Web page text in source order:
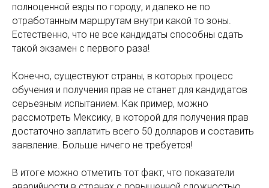
полноценной езды по городу, и далеко не по
отработанным маршрутам внутри какой то зоны.
Естественно, что не все кандидаты способны сдать
такой экзамен с первого раза!
Конечно, существуют страны, в которых процесс
обучения и получения прав не станет для кандидатов
серьезным испытанием. Как пример, можно
рассмотреть Мексику, в которой для получения прав
достаточно заплатить всего 50 долларов и составить
заявление. Больше ничего не требуется!
В итоге можно отметить тот факт, что показатели